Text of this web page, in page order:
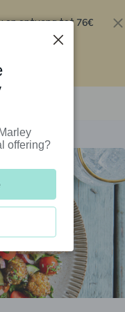
en ontvang tot 76€
offering?